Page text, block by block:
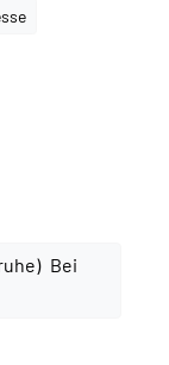
Bei